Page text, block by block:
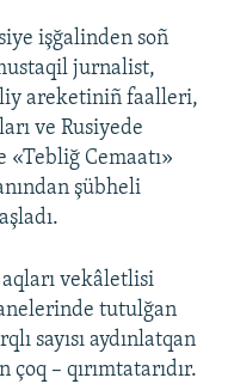
işğalinden soñ
jurnalist,
areketiniñ faalleri,
ve Rusiyede
Cemaatı»
şübheli
aqları vekâletlisi
tutulğan
sayısı aydınlatqan
– qırımtatarıdır.